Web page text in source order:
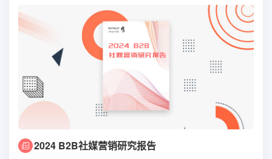
2024 B2B社媒营销研究报告